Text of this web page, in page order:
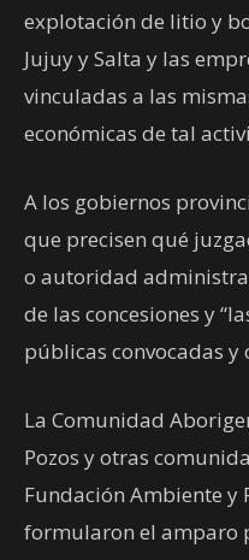
explotación de litio y
Jujuy y Salta y las
vinculadas a las
económicas de tal
A los gobiernos
que precisen qué
o autoridad
de las concesiones y
públicas convocadas y
La Comunidad
Pozos y otras
Fundación Ambiente y
formularon el amparo